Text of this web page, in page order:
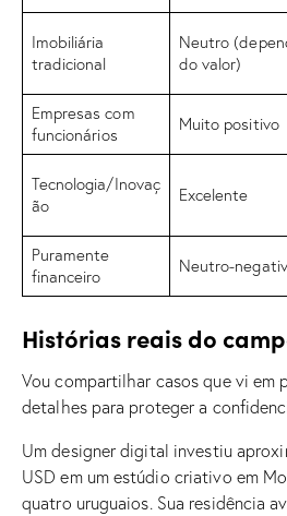
Imobiliária
tradicional
Neutro
do valor)
Empresas com
funcionários
Muito positivo
Tecnologia/Inovaç
ão
Excelente
Puramente
financeiro
Neutro-
Histórias reais do
Vou compartilhar casos que vi em
detalhes para proteger a
Um designer digital investiu
USD em um estúdio criativo em
quatro uruguaios. Sua residência